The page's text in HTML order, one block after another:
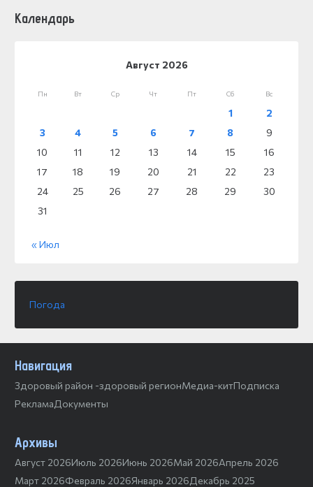
Календарь
Август 2026
Пн Вт Ср Чт Пт Сб Вс
1
2
3
4 5 6 7 8
9
10
11 12 13 14 15
16
17
18 19 20 21 22
23
24
25 26 27 28 29
30
31
« Июл
Погода
Навигация
Здоровый район -здоровый регионМедиа-китПодписка
РекламаДокументы
Архивы
Август 2026Июль 2026Июнь 2026Май 2026Апрель 2026
Март 2026Февраль 2026Январь 2026Декабрь 2025